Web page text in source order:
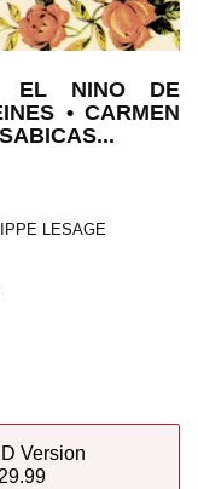
EL NINO DE
• CARMEN
LESAGE
Version